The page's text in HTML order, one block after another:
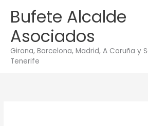
contenido
Bufete Alcalde
Asociados
Girona, Barcelona, Madrid, A Coruña y
Tenerife